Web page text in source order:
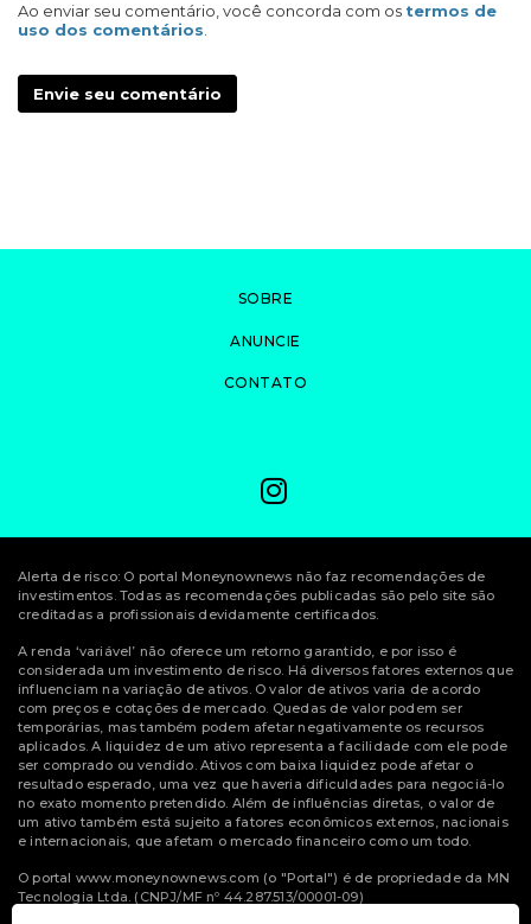
Ao enviar seu comentário, você concorda com os termos de
uso dos comentários.
Envie seu comentário
SOBRE
ANUNCIE
CONTATO
Alerta de risco: O portal Moneynownews não faz recomendações de
investimentos. Todas as recomendações publicadas são pelo site são
creditadas a profissionais devidamente certificados.
A renda ‘variável’ não oferece um retorno garantido, e por isso é
considerada um investimento de risco. Há diversos fatores externos que
influenciam na variação de ativos. O valor de ativos varia de acordo
com preços e cotações de mercado. Quedas de valor podem ser
temporárias, mas também podem afetar negativamente os recursos
aplicados. A liquidez de um ativo representa a facilidade com ele pode
ser comprado ou vendido. Ativos com baixa liquidez pode afetar o
resultado esperado, uma vez que haveria dificuldades para negociá-lo
no exato momento pretendido. Além de influências diretas, o valor de
um ativo também está sujeito a fatores econômicos externos, nacionais
e internacionais, que afetam o mercado financeiro como um todo.
O portal www.moneynownews.com (o "Portal") é de propriedade da MN
Tecnologia Ltda. (CNPJ/MF nº 44.287.513/00001-09)